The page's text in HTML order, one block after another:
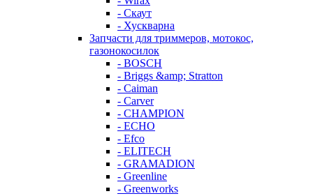
- Скаут
- Хускварна
Запчасти для триммеров, мотокос,
газонокосилок
- BOSCH
- Briggs &amp; Stratton
- Caiman
- Carver
- CHAMPION
- ECHO
- Efco
- ELITECH
- GRAMADION
- Greenline
- Greenworks